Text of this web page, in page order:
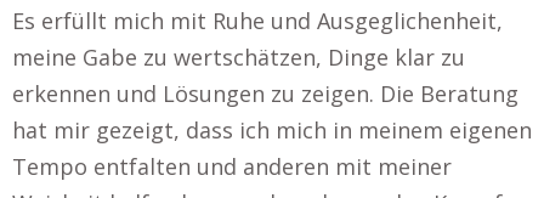
Es erfüllt mich mit Ruhe und Ausgeglichenheit,
meine Gabe zu wertschätzen, Dinge klar zu
erkennen und Lösungen zu zeigen. Die Beratung
hat mir gezeigt, dass ich mich in meinem eigenen
Tempo entfalten und anderen mit meiner